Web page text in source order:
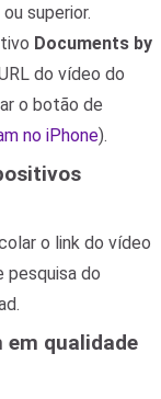
superior.
Documents by
do vídeo do
o botão de
no iPhone).
o link do vídeo
pesquisa do
em qualidade